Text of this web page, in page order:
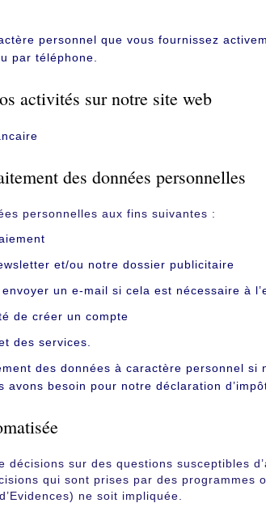
personnel que vous fournissez
par téléphone.
activités sur notre site web
des données personnelles
personnelles aux fins suivantes :
et/ou notre dossier publicitaire
un e-mail si cela est nécessaire à
de créer un compte
des services.
des données à caractère personnel
avons besoin pour notre déclaration
décisions sur des questions susceptibles
qui sont prises par des programmes
ne soit impliquée.